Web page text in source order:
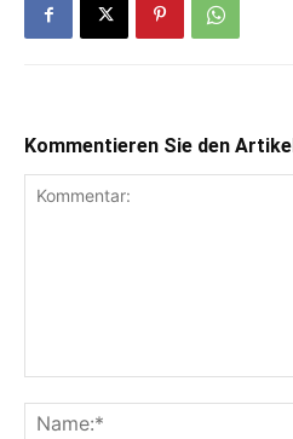
Kommentieren Sie den Artikel